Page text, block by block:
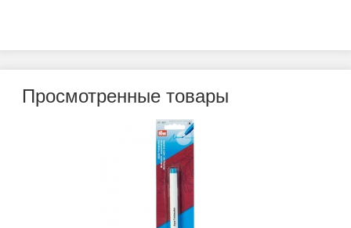
Просмотренные товары